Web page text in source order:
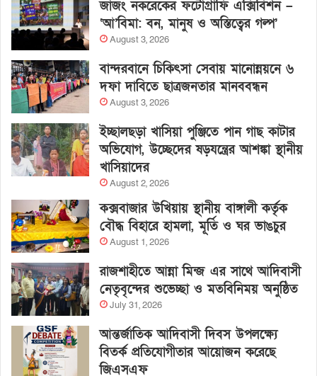
জাজং নকরেকের ফটোগ্রাফি এক্সিবিশন –
‘আ’বিমা: বন, মানুষ ও অস্তিত্বের গল্প’
August 3, 2026
বান্দরবানে চিকিৎসা সেবায় মানোন্নয়নে ৬
দফা দাবিতে ছাত্রজনতার মানববন্ধন
August 3, 2026
ইচ্ছালছড়া খাসিয়া পুঞ্জিতে পান গাছ কাটার
অভিযোগ, উচ্ছেদের ষড়যন্ত্রের আশঙ্কা স্থানীয়
খাসিয়াদের
August 2, 2026
কক্সবাজার উখিয়ায় স্থানীয় বাঙ্গালী কর্তৃক
বৌদ্ধ বিহারে হামলা, মূর্তি ও ঘর ভাঙচুর
August 1, 2026
রাজশাহীতে আন্না মিন্জ এর সাথে আদিবাসী
নেতৃবৃন্দের শুভেচ্ছা ও মতবিনিময় অনুষ্ঠিত
July 31, 2026
আন্তর্জাতিক আদিবাসী দিবস উপলক্ষ্যে
বিতর্ক প্রতিযোগীতার আয়োজন করেছে
জিএসএফ